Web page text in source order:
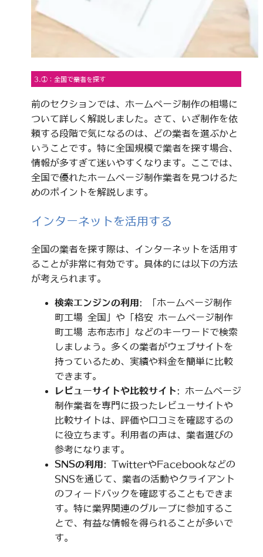
3.①：全国で業者を探す
前のセクションでは、ホームページ制作の相場に
ついて詳しく解説しました。さて、いざ制作を依
頼する段階で気になるのは、どの業者を選ぶかと
いうことです。特に全国規模で業者を探す場合、
情報が多すぎて迷いやすくなります。ここでは、
全国で優れたホームページ制作業者を見つけるた
めのポイントを解説します。
インターネットを活用する
全国の業者を探す際は、インターネットを活用す
ることが非常に有効です。具体的には以下の方法
が考えられます。
検索エンジンの利用 : 「ホームページ制作
町工場 全国」や「格安 ホームページ制作
町工場 志布志市」などのキーワードで検索
しましょう。多くの業者がウェブサイトを
持っているため、実績や料金を簡単に比較
できます。
レビューサイトや比較サイト: ホームページ
制作業者を専門に扱ったレビューサイトや
比較サイトは、評価や口コミを確認するの
に役立ちます。利用者の声は、業者選びの
参考になります。
SNSの利用 : TwitterやFacebookなどの
SNSを通じて、業者の活動やクライアント
のフィードバックを確認することもできま
す。特に業界関連のグループに参加するこ
とで、有益な情報を得られることが多いで
す。